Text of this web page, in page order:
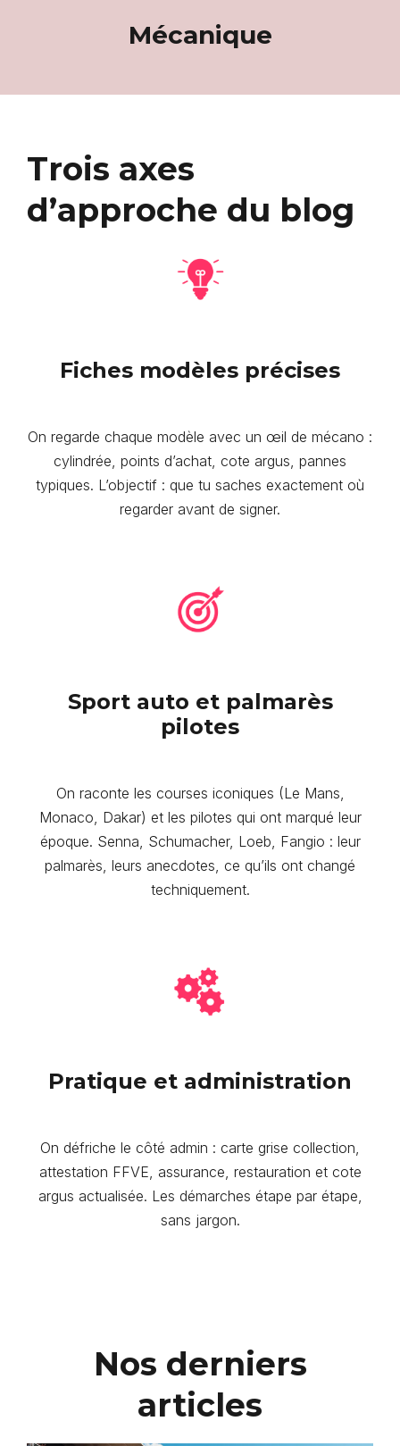
Mécanique
Trois axes
d’approche du blog
Fiches modèles précises
On regarde chaque modèle avec un œil de mécano :
cylindrée, points d’achat, cote argus, pannes
typiques. L’objectif : que tu saches exactement où
regarder avant de signer.
Sport auto et palmarès
pilotes
On raconte les courses iconiques (Le Mans,
Monaco, Dakar) et les pilotes qui ont marqué leur
époque. Senna, Schumacher, Loeb, Fangio : leur
palmarès, leurs anecdotes, ce qu’ils ont changé
techniquement.
Pratique et administration
On défriche le côté admin : carte grise collection,
attestation FFVE, assurance, restauration et cote
argus actualisée. Les démarches étape par étape,
sans jargon.
Nos derniers
articles